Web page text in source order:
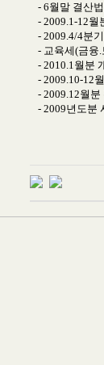
- 6월말 결산
- 2009.1-12
- 2009.4/4분
- 교육세(금융
- 2010.1월분
- 2009.10-12
- 2009.12월
- 2009년도분